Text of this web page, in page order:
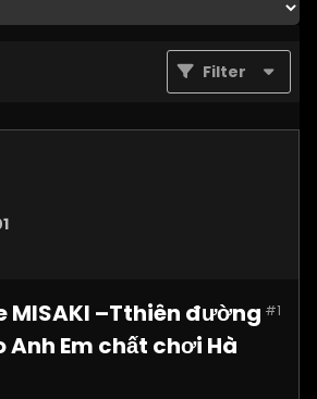
Filter
#1
MISAKI –Tthiên đường
Em chất chơi Hà